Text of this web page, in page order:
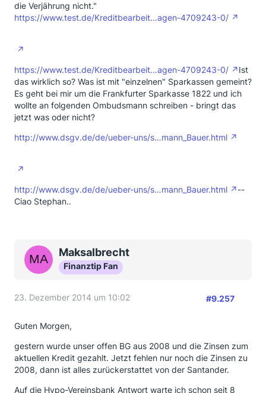
die Verjährung nicht."
https://www.test.de/Kreditbearbeit…agen-4709243-0/
https://www.test.de/Kreditbearbeit…agen-4709243-0/
Ist
das wirklich so? Was ist mit "einzelnen" Sparkassen gemeint?
Es geht bei mir um die Frankfurter Sparkasse 1822 und ich
wollte an folgenden Ombudsmann schreiben - bringt das
jetzt was oder nicht?
http://www.dsgv.de/de/ueber-uns/s…mann_Bauer.html
http://www.dsgv.de/de/ueber-uns/s…mann_Bauer.html
--
Ciao Stephan..
Maksalbrecht
Finanztip Fan
23. Dezember 2014 um 10:02 #9.257
Guten Morgen,
gestern wurde unser offen BG aus 2008 und die Zinsen zum
aktuellen Kredit gezahlt. Jetzt fehlen nur noch die Zinsen zu
2008, dann ist alles zurückerstattet von der Santander.
Auf die Hypo-Vereinsbank Antwort warte ich schon seit 8